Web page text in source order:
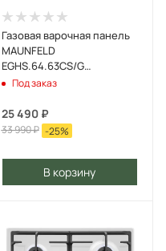
Газовая варочная панель
MAUNFELD
EGHS.64.63CS/G
Нержавеющая сталь
Под заказ
25 490₽
33 990₽ -25%
В корзину